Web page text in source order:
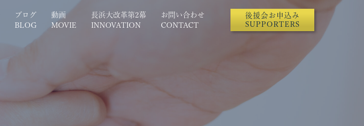
ブログ
BLOG
動画
MOVIE
長浜大改革第2幕
INNOVATION
お問い合わせ
CONTACT
後援会お申込み
SUPPORTERS